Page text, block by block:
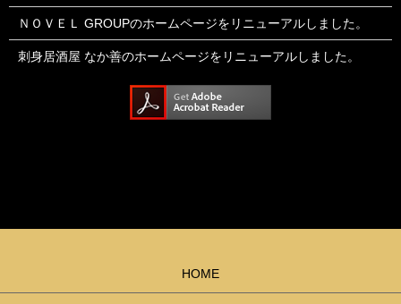
ＮＯＶＥＬ GROUPのホームページをリニューアルしました。
刺身居酒屋 なか善のホームページをリニューアルしました。
HOME